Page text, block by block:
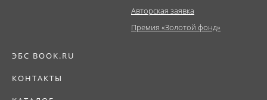
Авторская заявка
Премия «Золотой фонд»
ЭБС BOOK.RU
КОНТАКТЫ